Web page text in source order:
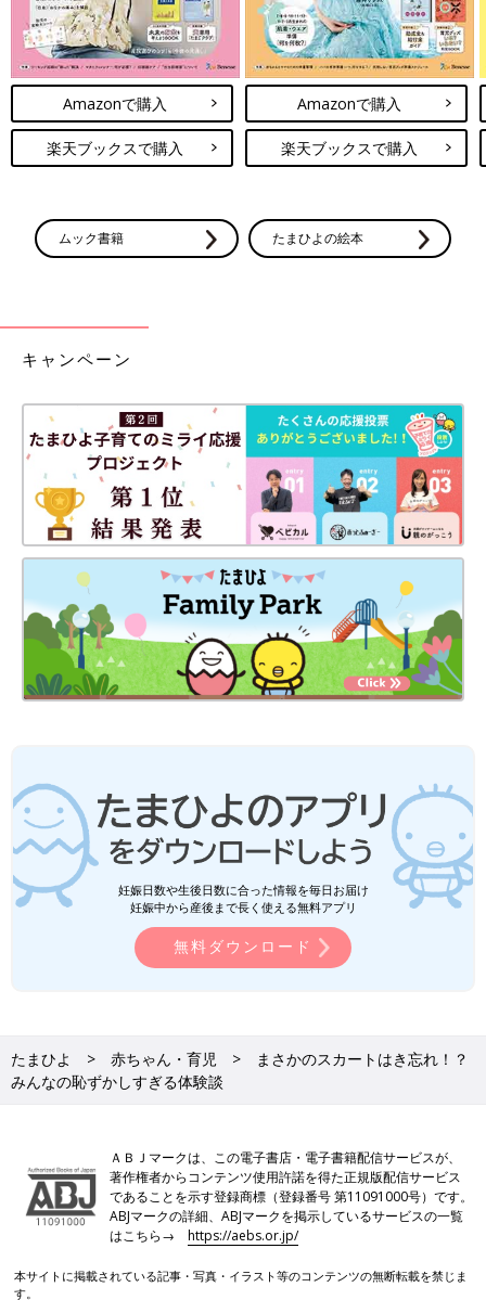
Amazonで購入
楽天ブックスで購入
Amazonで購入
楽天ブックスで購入
ムック書籍 たまひよの絵本
キャンペーン
妊娠日数や生後日数に合った情報を毎日お届け
妊娠中から産後まで長く使える無料アプリ
無料ダウンロード
たまひよ 赤ちゃん・育児
まさかのスカートはき忘れ！？
みんなの恥ずかしすぎる体験談
ＡＢＪマークは、この電子書店・電子書籍配信サービスが、
著作権者からコンテンツ使用許諾を得た正規版配信サービス
であることを示す登録商標（登録番号 第11091000号）です。
ABJマークの詳細、ABJマークを掲示しているサービスの一覧
はこちら→https://aebs.or.jp/
本サイトに掲載されている記事・写真・イラスト等のコンテンツの無断転載を禁じま
す。